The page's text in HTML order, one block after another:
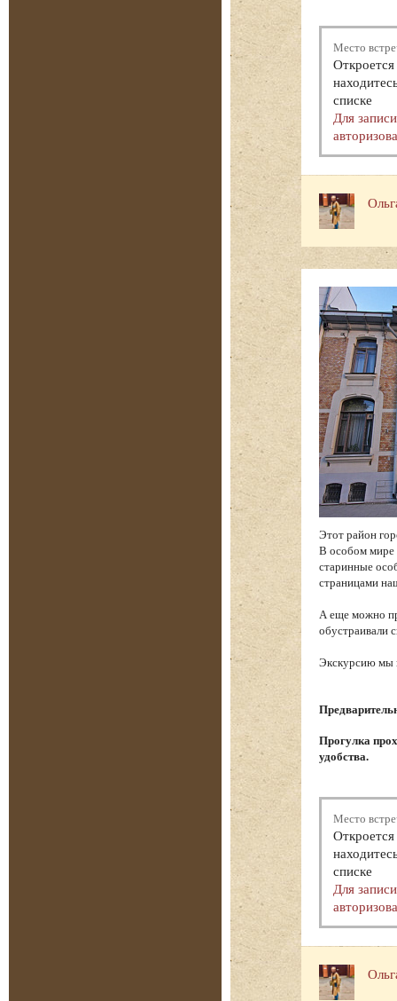
Место
списке
Для
Этот район
В особом мире
старинные
страницами
А еще можно
обустраивали
Экскурсию мы
Прогулка
удобства.
Место
списке
Для